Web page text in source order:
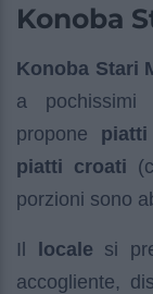
Konoba
Konoba Stari
a pochissimi
propone
piatti croati
porzioni sono
Il locale si
accogliente,